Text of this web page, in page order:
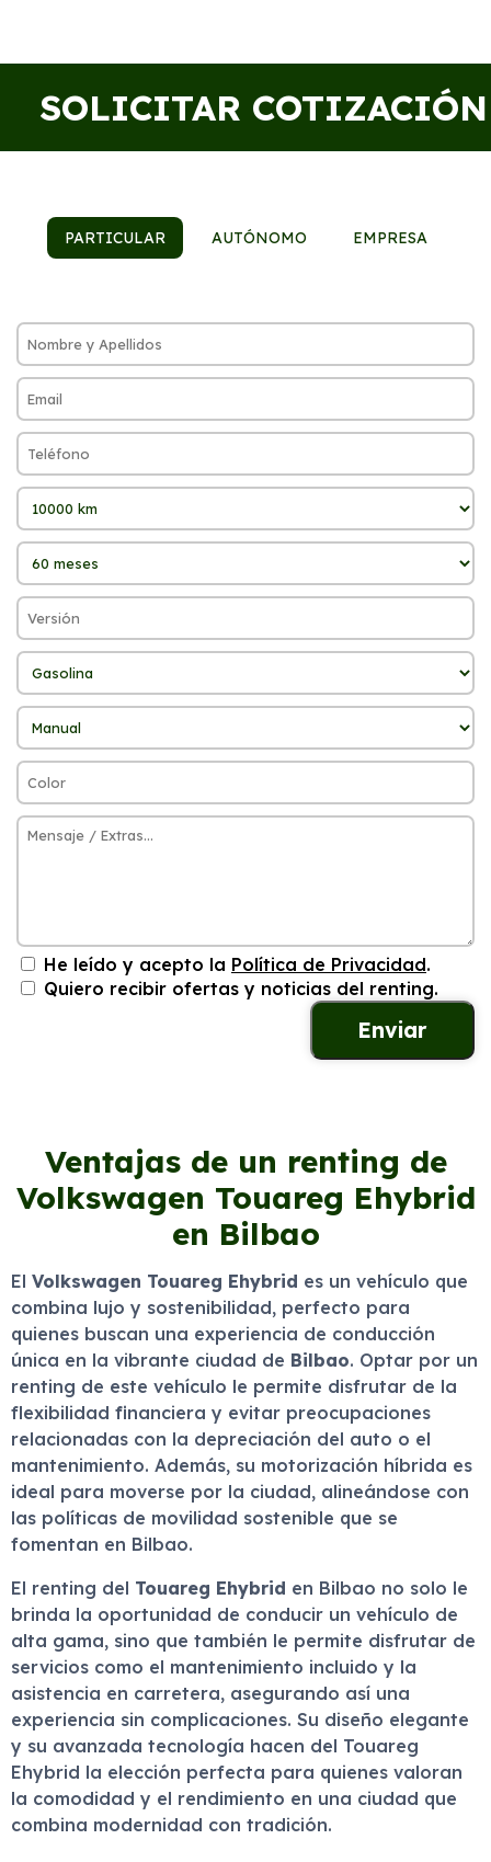
SOLICITAR COTIZACIÓN
PARTICULAR AUTÓNOMO EMPRESA
He leído y acepto la Política de Privacidad.
Quiero recibir ofertas y noticias del renting.
Ventajas de un renting de
Volkswagen Touareg Ehybrid
en Bilbao
El Volkswagen Touareg Ehybrid es un vehículo que
combina lujo y sostenibilidad, perfecto para
quienes buscan una experiencia de conducción
única en la vibrante ciudad de Bilbao. Optar por un
renting de este vehículo le permite disfrutar de la
flexibilidad financiera y evitar preocupaciones
relacionadas con la depreciación del auto o el
mantenimiento. Además, su motorización híbrida es
ideal para moverse por la ciudad, alineándose con
las políticas de movilidad sostenible que se
fomentan en Bilbao.
El renting del Touareg Ehybrid en Bilbao no solo le
brinda la oportunidad de conducir un vehículo de
alta gama, sino que también le permite disfrutar de
servicios como el mantenimiento incluido y la
asistencia en carretera, asegurando así una
experiencia sin complicaciones. Su diseño elegante
y su avanzada tecnología hacen del Touareg
Ehybrid la elección perfecta para quienes valoran
la comodidad y el rendimiento en una ciudad que
combina modernidad con tradición.